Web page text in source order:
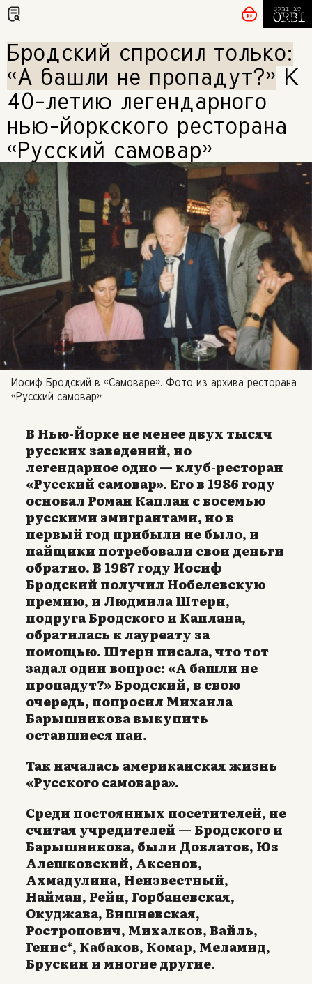
Иосиф Бродский в «Самоваре». Фото из архива ресторана
«Русский самовар»
Бродский спросил только:
«А башли не пропадут?» К
40-летию легендарного
нью-йоркского ресторана
«Русский самовар»
В Нью-Йорке не менее двух тысяч
русских заведений, но
легендарное одно — клуб-ресторан
«Русский самовар». Его в 1986 году
основал Роман Каплан с восемью
русскими эмигрантами, но в
первый год прибыли не было, и
пайщики потребовали свои деньги
обратно. В 1987 году Иосиф
Бродский получил Нобелевскую
премию, и Людмила Штерн,
подруга Бродского и Каплана,
обратилась к лауреату за
помощью. Штерн писала, что тот
задал один вопрос: «А башли не
пропадут?» Бродский, в свою
очередь, попросил Михаила
Барышникова выкупить
оставшиеся паи.
Так началась американская жизнь
«Русского самовара».
Среди постоянных посетителей, не
считая учредителей — Бродского и
Барышникова, были Довлатов, Юз
Алешковский, Аксенов,
Ахмадулина, Неизвестный,
Найман, Рейн, Горбаневская,
Окуджава, Вишневская,
Ростропович, Михалков, Вайль,
Генис*, Кабаков, Комар, Меламид,
Брускин и многие другие.